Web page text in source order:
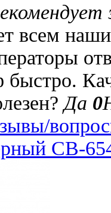
всем
быстро.
Да 0
СВ-